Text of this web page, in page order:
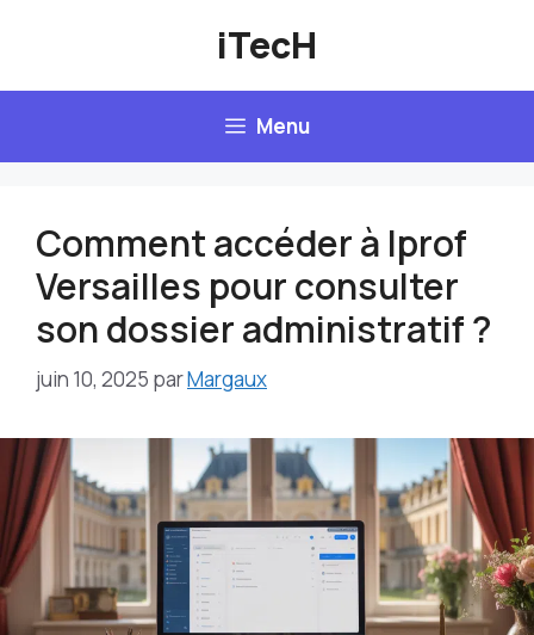
iTecH
Menu
Comment accéder à Iprof
Versailles pour consulter
son dossier administratif ?
juin 10, 2025 parMargaux